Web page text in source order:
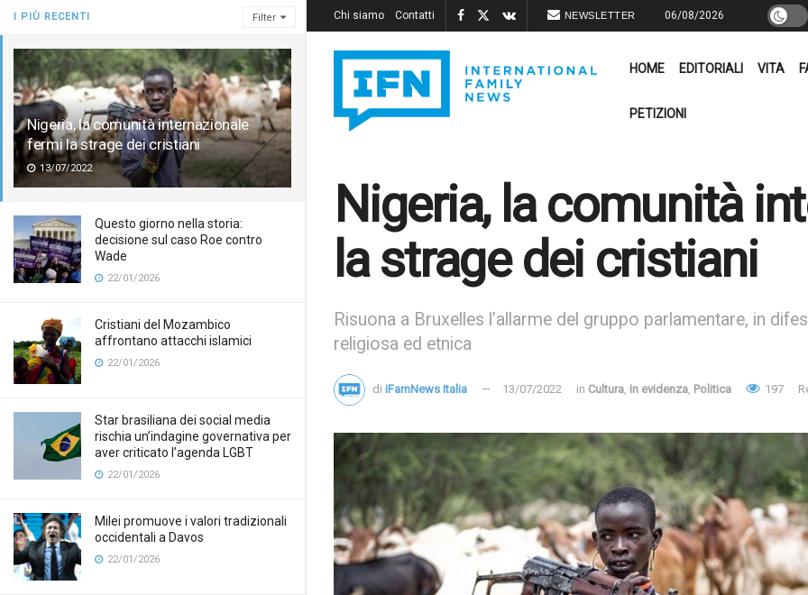
I PIÙ RECENTI Filter
Nigeria, la comunità internazionale
fermi la strage dei cristiani
13/07/2022
Questo giorno nella storia:
decisione sul caso Roe contro
Wade
22/01/2026
Cristiani del Mozambico
affrontano attacchi islamici
22/01/2026
Star brasiliana dei social media
rischia un’indagine governativa per
aver criticato l’agenda LGBT
22/01/2026
Milei promuove i valori tradizionali
occidentali a Davos
22/01/2026
Chi siamo Contatti NEWSLETTER 06/08/2026
HOME EDITORIALI VITA
PETIZIONI
Nigeria, la comunità
la strage dei cristiani
Risuona a Bruxelles l’allarme del gruppo parlamentare, in
religiosa ed etnica
di iFamNews Italia 13/07/2022 in Cultura, In evidenza, Politica 197